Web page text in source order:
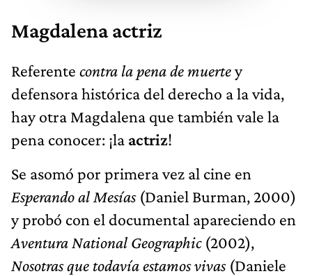
Magdalena actriz
Referente contra la pena de muertey
defensora histórica del derecho a la vida,
hay otra Magdalena que también vale la
pena conocer: ¡la actriz!
Se asomó por primera vez al cine en
Esperando al Mesías(Daniel Burman, 2000)
y probó con el documental apareciendo en
Aventura National Geographic(2002),
Nosotras que todavía estamos vivas(Daniele